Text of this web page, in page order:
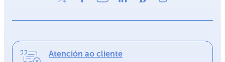
Atención ao cliente